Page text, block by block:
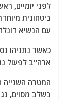
לפני יומיים,
ביטחונית
עם הנשיא
כאשר נתניהו
ארה"ב לפעול
המטרה השנייה
בשלב מסוים,